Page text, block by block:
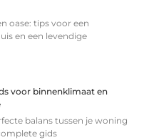
oase: tips voor een
en een levendige
voor binnenklimaat en
balans tussen je woning
gids